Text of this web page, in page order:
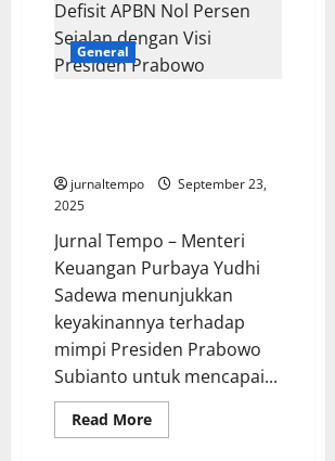
General
jurnaltempo
September 23,
2025
Jurnal Tempo – Menteri
Keuangan Purbaya Yudhi
Sadewa menunjukkan
keyakinannya terhadap
mimpi Presiden Prabowo
Subianto untuk mencapai...
Read MoreRead
more